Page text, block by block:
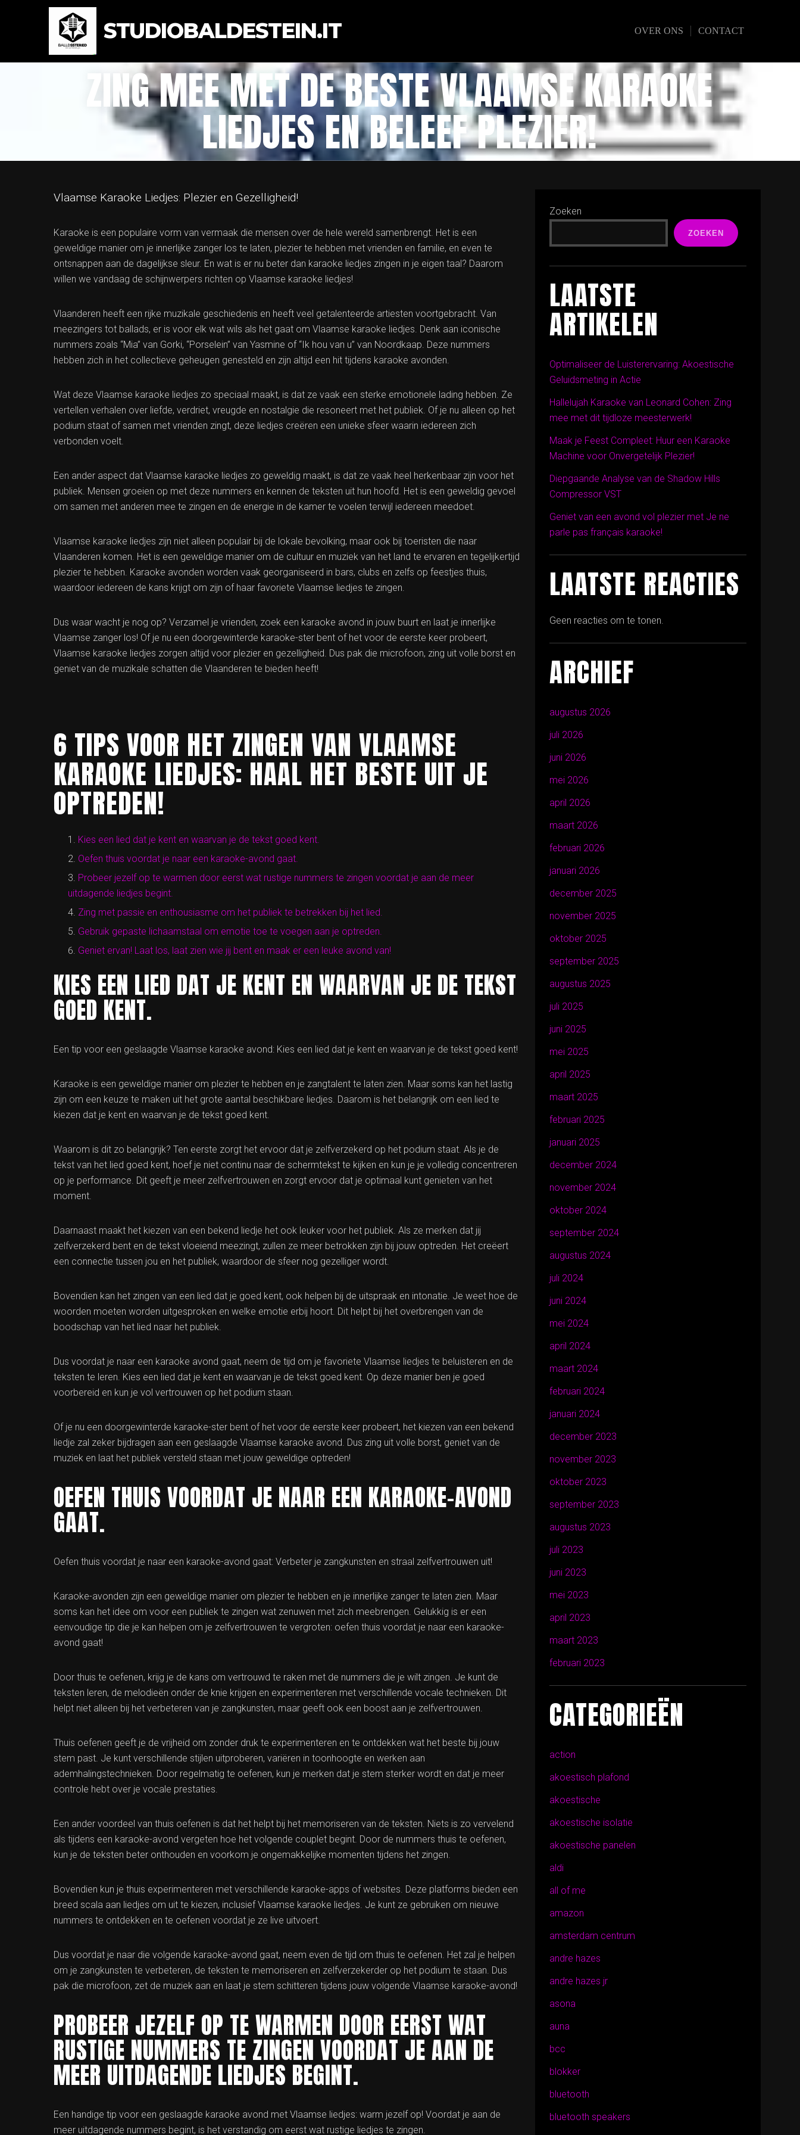
STUDIOBALDESTEIN.IT OVER ONS CONTACT
ZING MEE MET DE BESTE VLAAMSE KARAOKE
LIEDJES EN BELEEF PLEZIER!
Vlaamse Karaoke Liedjes: Plezier en Gezelligheid!
Karaoke is een populaire vorm van vermaak die mensen over de hele wereld samenbrengt. Het is een
geweldige manier om je innerlijke zanger los te laten, plezier te hebben met vrienden en familie, en even te
ontsnappen aan de dagelijkse sleur. En wat is er nu beter dan karaoke liedjes zingen in je eigen taal? Daarom
willen we vandaag de schijnwerpers richten op Vlaamse karaoke liedjes!
Vlaanderen heeft een rijke muzikale geschiedenis en heeft veel getalenteerde artiesten voortgebracht. Van
meezingers tot ballads, er is voor elk wat wils als het gaat om Vlaamse karaoke liedjes. Denk aan iconische
nummers zoals “Mia” van Gorki, “Porselein” van Yasmine of “Ik hou van u” van Noordkaap. Deze nummers
hebben zich in het collectieve geheugen genesteld en zijn altijd een hit tijdens karaoke avonden.
Wat deze Vlaamse karaoke liedjes zo speciaal maakt, is dat ze vaak een sterke emotionele lading hebben. Ze
vertellen verhalen over liefde, verdriet, vreugde en nostalgie die resoneert met het publiek. Of je nu alleen op het
podium staat of samen met vrienden zingt, deze liedjes creëren een unieke sfeer waarin iedereen zich
verbonden voelt.
Een ander aspect dat Vlaamse karaoke liedjes zo geweldig maakt, is dat ze vaak heel herkenbaar zijn voor het
publiek. Mensen groeien op met deze nummers en kennen de teksten uit hun hoofd. Het is een geweldig gevoel
om samen met anderen mee te zingen en de energie in de kamer te voelen terwijl iedereen meedoet.
Vlaamse karaoke liedjes zijn niet alleen populair bij de lokale bevolking, maar ook bij toeristen die naar
Vlaanderen komen. Het is een geweldige manier om de cultuur en muziek van het land te ervaren en tegelijkertijd
plezier te hebben. Karaoke avonden worden vaak georganiseerd in bars, clubs en zelfs op feestjes thuis,
waardoor iedereen de kans krijgt om zijn of haar favoriete Vlaamse liedjes te zingen.
Dus waar wacht je nog op? Verzamel je vrienden, zoek een karaoke avond in jouw buurt en laat je innerlijke
Vlaamse zanger los! Of je nu een doorgewinterde karaoke-ster bent of het voor de eerste keer probeert,
Vlaamse karaoke liedjes zorgen altijd voor plezier en gezelligheid. Dus pak die microfoon, zing uit volle borst en
geniet van de muzikale schatten die Vlaanderen te bieden heeft!
6 TIPS VOOR HET ZINGEN VAN VLAAMSE
KARAOKE LIEDJES: HAAL HET BESTE UIT JE
OPTREDEN!
Kies een lied dat je kent en waarvan je de tekst goed kent.
Oefen thuis voordat je naar een karaoke-avond gaat.
Probeer jezelf op te warmen door eerst wat rustige nummers te zingen voordat je aan de meer
uitdagende liedjes begint.
Zing met passie en enthousiasme om het publiek te betrekken bij het lied.
Gebruik gepaste lichaamstaal om emotie toe te voegen aan je optreden.
Geniet ervan! Laat los, laat zien wie jij bent en maak er een leuke avond van!
KIES EEN LIED DAT JE KENT EN WAARVAN JE DE TEKST
GOED KENT.
Een tip voor een geslaagde Vlaamse karaoke avond: Kies een lied dat je kent en waarvan je de tekst goed kent!
Karaoke is een geweldige manier om plezier te hebben en je zangtalent te laten zien. Maar soms kan het lastig
zijn om een keuze te maken uit het grote aantal beschikbare liedjes. Daarom is het belangrijk om een lied te
kiezen dat je kent en waarvan je de tekst goed kent.
Waarom is dit zo belangrijk? Ten eerste zorgt het ervoor dat je zelfverzekerd op het podium staat. Als je de
tekst van het lied goed kent, hoef je niet continu naar de schermtekst te kijken en kun je je volledig concentreren
op je performance. Dit geeft je meer zelfvertrouwen en zorgt ervoor dat je optimaal kunt genieten van het
moment.
Daarnaast maakt het kiezen van een bekend liedje het ook leuker voor het publiek. Als ze merken dat jij
zelfverzekerd bent en de tekst vloeiend meezingt, zullen ze meer betrokken zijn bij jouw optreden. Het creëert
een connectie tussen jou en het publiek, waardoor de sfeer nog gezelliger wordt.
Bovendien kan het zingen van een lied dat je goed kent, ook helpen bij de uitspraak en intonatie. Je weet hoe de
woorden moeten worden uitgesproken en welke emotie erbij hoort. Dit helpt bij het overbrengen van de
boodschap van het lied naar het publiek.
Dus voordat je naar een karaoke avond gaat, neem de tijd om je favoriete Vlaamse liedjes te beluisteren en de
teksten te leren. Kies een lied dat je kent en waarvan je de tekst goed kent. Op deze manier ben je goed
voorbereid en kun je vol vertrouwen op het podium staan.
Of je nu een doorgewinterde karaoke-ster bent of het voor de eerste keer probeert, het kiezen van een bekend
liedje zal zeker bijdragen aan een geslaagde Vlaamse karaoke avond. Dus zing uit volle borst, geniet van de
muziek en laat het publiek versteld staan met jouw geweldige optreden!
OEFEN THUIS VOORDAT JE NAAR EEN KARAOKE-AVOND
GAAT.
Oefen thuis voordat je naar een karaoke-avond gaat: Verbeter je zangkunsten en straal zelfvertrouwen uit!
Karaoke-avonden zijn een geweldige manier om plezier te hebben en je innerlijke zanger te laten zien. Maar
soms kan het idee om voor een publiek te zingen wat zenuwen met zich meebrengen. Gelukkig is er een
eenvoudige tip die je kan helpen om je zelfvertrouwen te vergroten: oefen thuis voordat je naar een karaoke-
avond gaat!
Door thuis te oefenen, krijg je de kans om vertrouwd te raken met de nummers die je wilt zingen. Je kunt de
teksten leren, de melodieën onder de knie krijgen en experimenteren met verschillende vocale technieken. Dit
helpt niet alleen bij het verbeteren van je zangkunsten, maar geeft ook een boost aan je zelfvertrouwen.
Thuis oefenen geeft je de vrijheid om zonder druk te experimenteren en te ontdekken wat het beste bij jouw
stem past. Je kunt verschillende stijlen uitproberen, variëren in toonhoogte en werken aan
ademhalingstechnieken. Door regelmatig te oefenen, kun je merken dat je stem sterker wordt en dat je meer
controle hebt over je vocale prestaties.
Een ander voordeel van thuis oefenen is dat het helpt bij het memoriseren van de teksten. Niets is zo vervelend
als tijdens een karaoke-avond vergeten hoe het volgende couplet begint. Door de nummers thuis te oefenen,
kun je de teksten beter onthouden en voorkom je ongemakkelijke momenten tijdens het zingen.
Bovendien kun je thuis experimenteren met verschillende karaoke-apps of websites. Deze platforms bieden een
breed scala aan liedjes om uit te kiezen, inclusief Vlaamse karaoke liedjes. Je kunt ze gebruiken om nieuwe
nummers te ontdekken en te oefenen voordat je ze live uitvoert.
Dus voordat je naar die volgende karaoke-avond gaat, neem even de tijd om thuis te oefenen. Het zal je helpen
om je zangkunsten te verbeteren, de teksten te memoriseren en zelfverzekerder op het podium te staan. Dus
pak die microfoon, zet de muziek aan en laat je stem schitteren tijdens jouw volgende Vlaamse karaoke-avond!
PROBEER JEZELF OP TE WARMEN DOOR EERST WAT
RUSTIGE NUMMERS TE ZINGEN VOORDAT JE AAN DE
MEER UITDAGENDE LIEDJES BEGINT.
Een handige tip voor een geslaagde karaoke avond met Vlaamse liedjes: warm jezelf op! Voordat je aan de
meer uitdagende nummers begint, is het verstandig om eerst wat rustige liedjes te zingen.
Zoeken
ZOEKEN
LAATSTE
ARTIKELEN
Optimaliseer de Luisterervaring: Akoestische
Geluidsmeting in Actie
Hallelujah Karaoke van Leonard Cohen: Zing
mee met dit tijdloze meesterwerk!
Maak je Feest Compleet: Huur een Karaoke
Machine voor Onvergetelijk Plezier!
Diepgaande Analyse van de Shadow Hills
Compressor VST
Geniet van een avond vol plezier met Je ne
parle pas français karaoke!
LAATSTE REACTIES
Geen reacties om te tonen.
ARCHIEF
augustus 2026
juli 2026
juni 2026
mei 2026
april 2026
maart 2026
februari 2026
januari 2026
december 2025
november 2025
oktober 2025
september 2025
augustus 2025
juli 2025
juni 2025
mei 2025
april 2025
maart 2025
februari 2025
januari 2025
december 2024
november 2024
oktober 2024
september 2024
augustus 2024
juli 2024
juni 2024
mei 2024
april 2024
maart 2024
februari 2024
januari 2024
december 2023
november 2023
oktober 2023
september 2023
augustus 2023
juli 2023
juni 2023
mei 2023
april 2023
maart 2023
februari 2023
CATEGORIEËN
action
akoestisch plafond
akoestische
akoestische isolatie
akoestische panelen
aldi
all of me
amazon
amsterdam centrum
andre hazes
andre hazes jr
asona
auna
bcc
blokker
bluetooth
bluetooth speakers